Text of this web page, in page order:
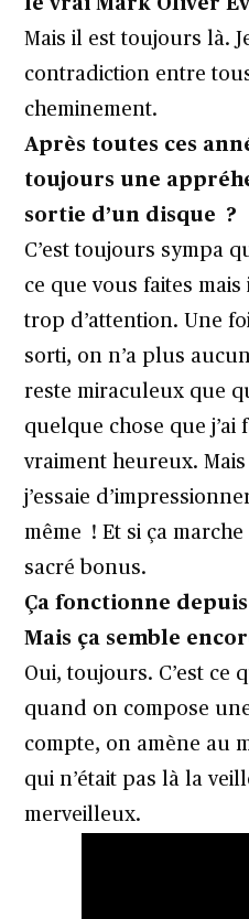
le vrai Mark Oliver
Mais il est toujours là.
contradiction entre
cheminement.
Après toutes ces
toujours une
sortie d’un disque ?
C’est toujours sympa
ce que vous faites
trop d’attention. Une
sorti, on n’a plus
reste miraculeux que
quelque chose que j’ai
vraiment heureux.
j’essaie
même ! Et si ça marche
sacré bonus.
Ça fonctionne
Mais ça semble
Oui, toujours. C’est ce
quand on compose
compte, on amène au
qui n’était pas là la
merveilleux.